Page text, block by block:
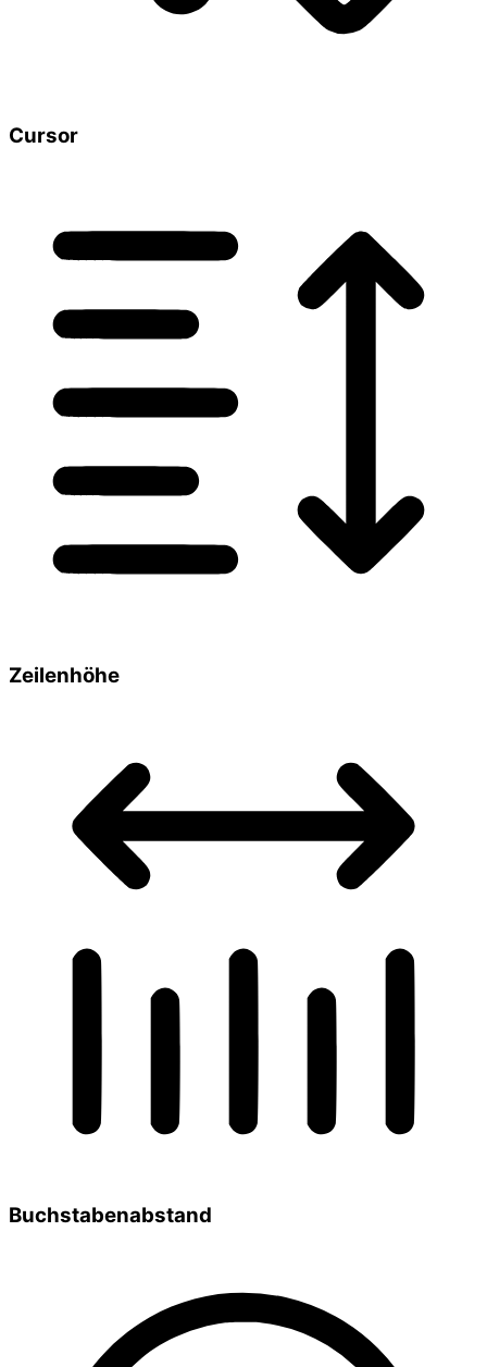
Cursor
Zeilenhöhe
Buchstabenabstand